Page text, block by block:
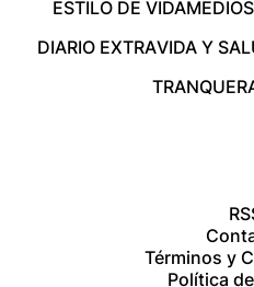
ESTILO DE VIDAMEDIOS
DIARIO EXTRAVIDA Y
Términos y
Política